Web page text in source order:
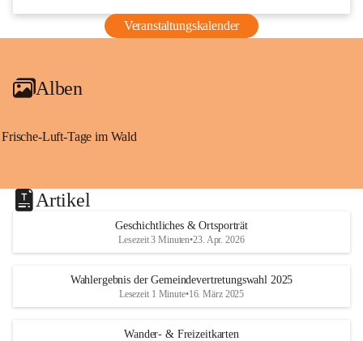
Veranstaltungskalender
Alben
Frische-Luft-Tage im Wald
Artikel
Geschichtliches & Ortsporträt
Lesezeit 3 Minuten•23. Apr. 2026
Wahlergebnis der Gemeindevertretungswahl 2025
Lesezeit 1 Minute•16. März 2025
Wander- & Freizeitkarten